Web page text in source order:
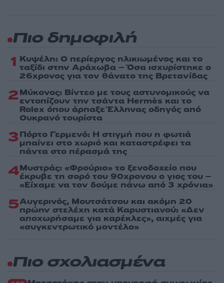
Πιο δημοφιλή
1 Κυψέλη: Ο περίεργος ηλικιωμένος και το
ταξίδι στην Αράχωβα – Όσα ισχυρίστηκε ο
26χρονος για τον θάνατο της Βρετανίδας
2Μύκονος: Βίντεο με τους αστυνομικούς να
εντοπίζουν την τσάντα Hermès και το
Rolex όπου άρπαξε Έλληνας οδηγός από
Ουκρανό τουρίστα
3Πόρτο Γερμενό: Η στιγμή που η φωτιά
μπαίνει στο χωριό και καταστρέφει τα
πάντα στο πέρασμά της
4Μυστράς: «Φρούριο» το ξενοδοχείο που
έκρυβε τη σορό του 90χρονου ο γιος του –
«Είχαμε να τον δούμε πάνω από 3 χρόνια»
5Αυγερινός, Μουτσάτσου και ακόμη 20
πρώην στελέχη κατά Καρυστιανού: «Δεν
αποχωρήσαμε για καρέκλες», αιχμές για
«συγκεντρωτικό μοντέλο»
Πιο σχολιασμένα